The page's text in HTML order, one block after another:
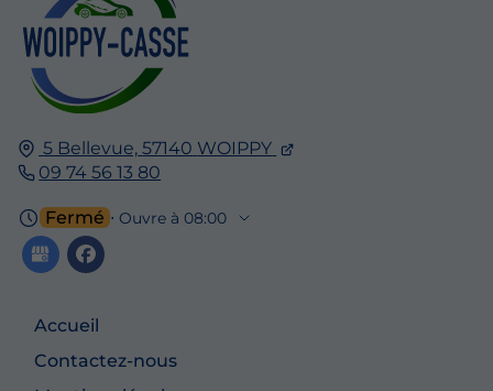
5 Bellevue, 57140 WOIPPY
09 74 56 13 80
Fermé ⋅ Ouvre à 08:00
Accueil
Contactez-nous